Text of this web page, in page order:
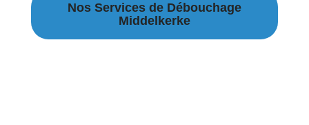
Nos Services de Débouchage
Middelkerke